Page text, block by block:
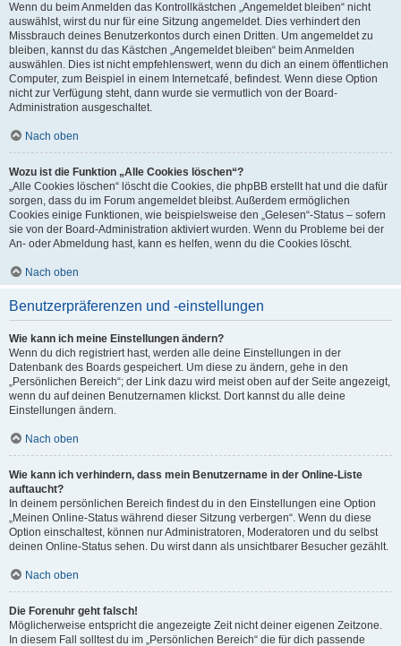
Wenn du beim Anmelden das Kontrollkästchen „Angemeldet bleiben“ nicht
auswählst, wirst du nur für eine Sitzung angemeldet. Dies verhindert den
Missbrauch deines Benutzerkontos durch einen Dritten. Um angemeldet zu
bleiben, kannst du das Kästchen „Angemeldet bleiben“ beim Anmelden
auswählen. Dies ist nicht empfehlenswert, wenn du dich an einem öffentlichen
Computer, zum Beispiel in einem Internetcafé, befindest. Wenn diese Option
nicht zur Verfügung steht, dann wurde sie vermutlich von der Board-
Administration ausgeschaltet.
Nach oben
Wozu ist die Funktion „Alle Cookies löschen“?
„Alle Cookies löschen“ löscht die Cookies, die phpBB erstellt hat und die dafür
sorgen, dass du im Forum angemeldet bleibst. Außerdem ermöglichen
Cookies einige Funktionen, wie beispielsweise den „Gelesen“-Status – sofern
sie von der Board-Administration aktiviert wurden. Wenn du Probleme bei der
An- oder Abmeldung hast, kann es helfen, wenn du die Cookies löscht.
Nach oben
Benutzerpräferenzen und -einstellungen
Wie kann ich meine Einstellungen ändern?
Wenn du dich registriert hast, werden alle deine Einstellungen in der
Datenbank des Boards gespeichert. Um diese zu ändern, gehe in den
„Persönlichen Bereich“; der Link dazu wird meist oben auf der Seite angezeigt,
wenn du auf deinen Benutzernamen klickst. Dort kannst du alle deine
Einstellungen ändern.
Nach oben
Wie kann ich verhindern, dass mein Benutzername in der Online-Liste
auftaucht?
In deinem persönlichen Bereich findest du in den Einstellungen eine Option
„Meinen Online-Status während dieser Sitzung verbergen“. Wenn du diese
Option einschaltest, können nur Administratoren, Moderatoren und du selbst
deinen Online-Status sehen. Du wirst dann als unsichtbarer Besucher gezählt.
Nach oben
Die Forenuhr geht falsch!
Möglicherweise entspricht die angezeigte Zeit nicht deiner eigenen Zeitzone.
In diesem Fall solltest du im „Persönlichen Bereich“ die für dich passende